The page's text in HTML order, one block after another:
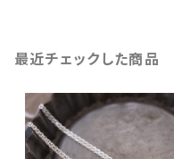
最近チェックした商品